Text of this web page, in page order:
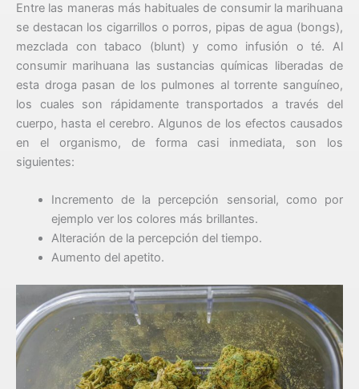
Entre las maneras más habituales de consumir la marihuana
se destacan los cigarrillos o porros, pipas de agua (bongs),
mezclada con tabaco (blunt) y como infusión o té. Al
consumir marihuana las sustancias químicas liberadas de
esta droga pasan de los pulmones al torrente sanguíneo,
los cuales son rápidamente transportados a través del
cuerpo, hasta el cerebro. Algunos de los efectos causados
en el organismo, de forma casi inmediata, son los
siguientes:
Incremento de la percepción sensorial, como por
ejemplo ver los colores más brillantes.
Alteración de la percepción del tiempo.
Aumento del apetito.